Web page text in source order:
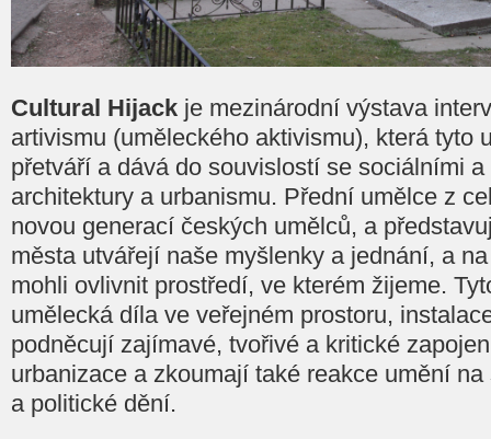
Cultural Hijack je mezinárodní výstava
artivismu (uměleckého aktivismu), která tyto
přetváří a dává do souvislostí se sociálními
architektury a urbanismu. Přední umělce z
novou generací českých umělců, a
města utvářejí naše myšlenky a jednání, a
mohli ovlivnit prostředí, ve kterém žijeme.
umělecká díla ve veřejném prostoru,
podněcují zajímavé, tvořivé a kritické
urbanizace a zkoumají také reakce umění
a politické dění.